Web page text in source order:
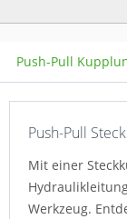
Push-Pull
Push-Pull
Mit einer
Werkzeug.